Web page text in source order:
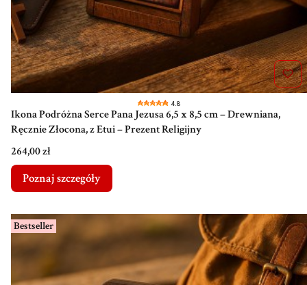
4.8
Ikona Podróżna Serce Pana Jezusa 6,5 x 8,5 cm – Drewniana,
Ręcznie Złocona, z Etui – Prezent Religijny
Cena
264,00 zł
Poznaj szczegóły
Bestseller